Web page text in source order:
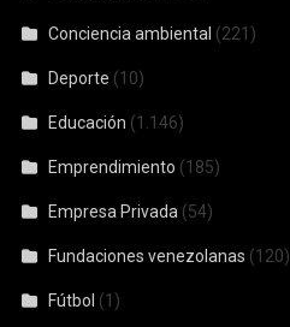
Conciencia ambiental (221)
Deporte (10)
Educación (1.146)
Emprendimiento (185)
Empresa Privada (54)
Fundaciones venezolanas (120)
Fútbol (1)